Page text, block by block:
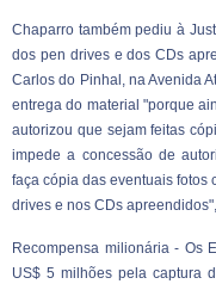
Chaparro também pediu à
dos pen drives e dos CDs
Carlos do Pinhal, na Avenida
entrega do material "porque
autorizou que sejam feitas
impede a concessão de
faça cópia das eventuais fotos
drives e nos CDs
Recompensa milionária - Os
US$ 5 milhões pela captura